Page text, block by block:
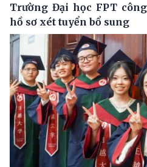
Trường Đại học FPT
hồ sơ xét tuyển bổ sung